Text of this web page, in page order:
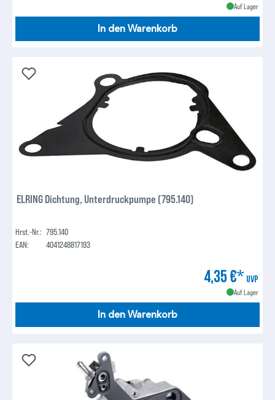
Auf Lager
In den Warenkorb
ELRING Dichtung, Unterdruckpumpe (795.140)
Hrst.-Nr.: 795.140
EAN:
4041248817193
4,35 €* UVP
Auf Lager
In den Warenkorb